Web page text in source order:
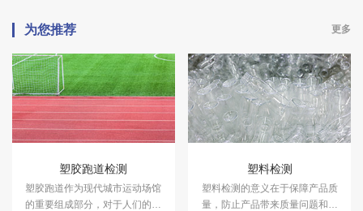
为您推荐 更多
塑胶跑道检测
塑胶跑道作为现代城市运动场馆
的重要组成部分，对于人们的健
塑料检测
塑料检测的意义在于保障产品质
量，防止产品带来质量问题和安